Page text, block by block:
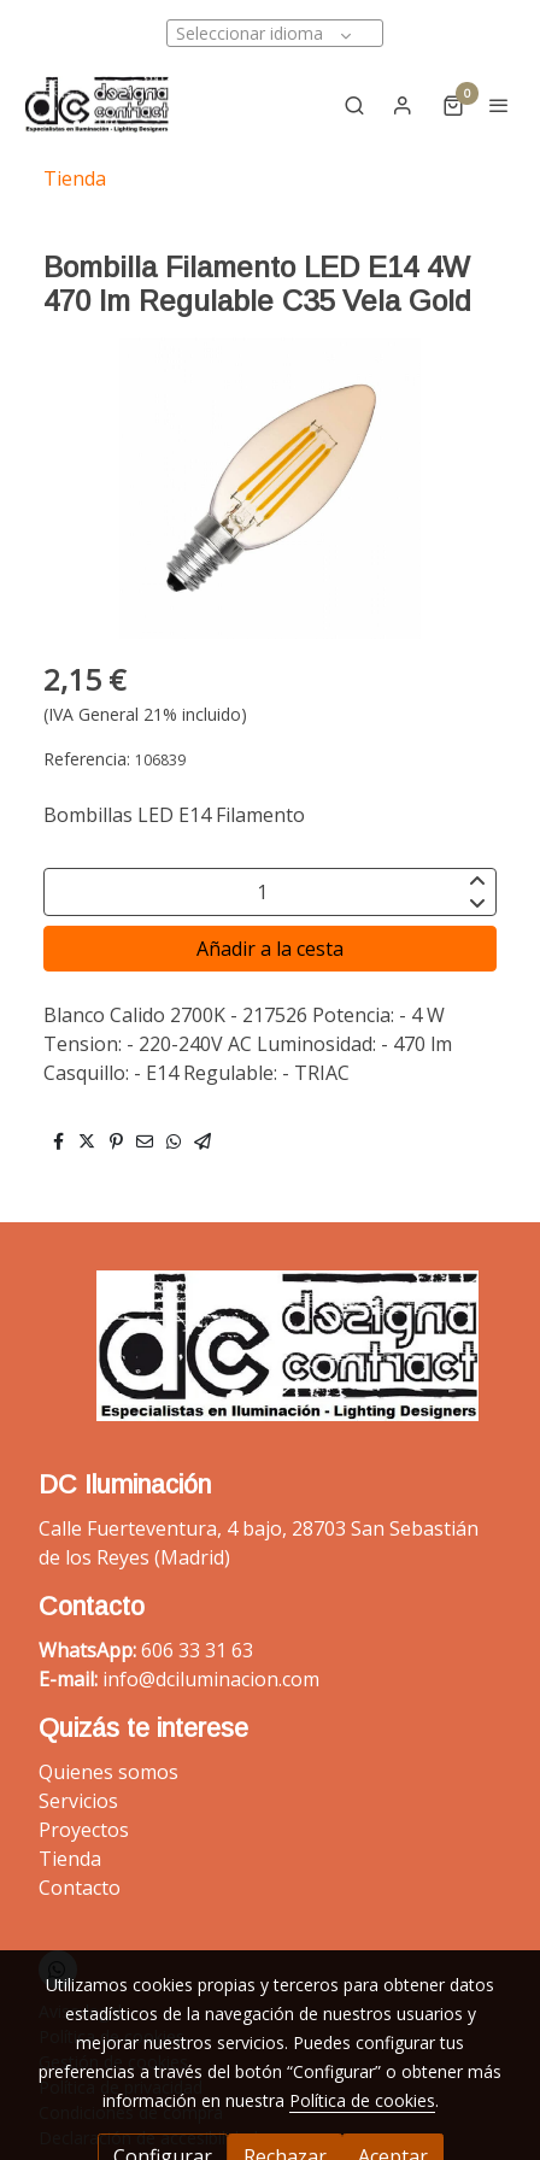
Seleccionar idioma
0
Tienda
Bombilla Filamento LED E14 4W
470 lm Regulable C35 Vela Gold
2,15 €
(IVA General 21% incluido)
Referencia: 106839
Bombillas LED E14 Filamento
Añadir a la cesta
Blanco Calido 2700K - 217526 Potencia: - 4 W
Tension: - 220-240V AC Luminosidad: - 470 lm
Casquillo: - E14 Regulable: - TRIAC
DC Iluminación
Calle Fuerteventura, 4 bajo, 28703 San Sebastián
de los Reyes (Madrid)
Contacto
WhatsApp:606 33 31 63
E-mail: info@dciluminacion.com
Quizás te interese
Quienes somos
Servicios
Proyectos
Tienda
Contacto
Aviso legal
Política de cookies
Gestión de cookies
Política de privacidad
Condiciones de compra
Declaración de accesibilidad
Utilizamos cookies propias y terceros para obtener datos
estadísticos de la navegación de nuestros usuarios y
mejorar nuestros servicios. Puedes configurar tus
preferencias a través del botón “Configurar” o obtener más
información en nuestra Política de cookies.